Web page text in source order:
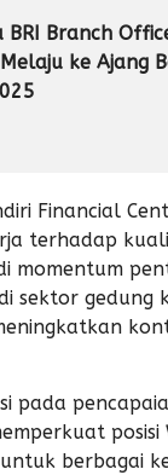
BRI Branch
ke Ajang
Financial
terhadap
momentum
sektor gedung
pada
posisi
berbagai